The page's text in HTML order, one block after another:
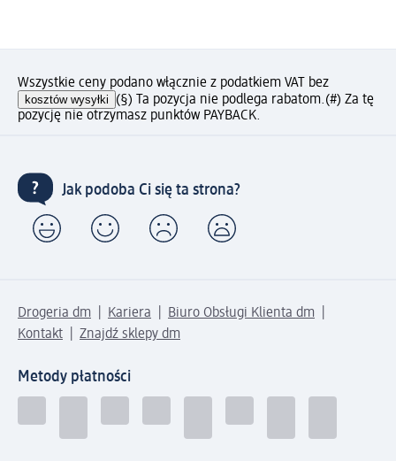
Wszystkie ceny podano włącznie z podatkiem VAT bez
kosztów wysyłki (§) Ta pozycja nie podlega rabatom.(#) Za tę
pozycję nie otrzymasz punktów PAYBACK.
Jak podoba Ci się ta strona?
Drogeria dm Kariera
Biuro Obsługi Klienta dm
Kontakt
Znajdź sklepy dm
Metody płatności